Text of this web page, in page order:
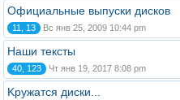
Официальные выпуски дисков
11, 13 Вс янв 25, 2009 10:44 pm
Наши тексты
40, 123 Чт янв 19, 2017 8:08 pm
Kружатся диски...